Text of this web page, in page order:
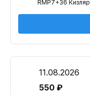
RMP7+36
11.08.2026
550 ₽